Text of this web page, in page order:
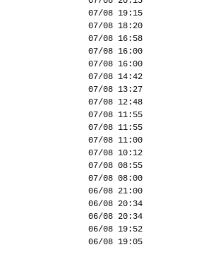
07/08 19:15
07/08 18:20
07/08 16:58
07/08 16:00
07/08 16:00
07/08 14:42
07/08 13:27
07/08 12:48
07/08 11:55
07/08 11:55
07/08 11:00
07/08 10:12
07/08 08:55
07/08 08:00
06/08 21:00
06/08 20:34
06/08 20:34
06/08 19:52
06/08 19:05